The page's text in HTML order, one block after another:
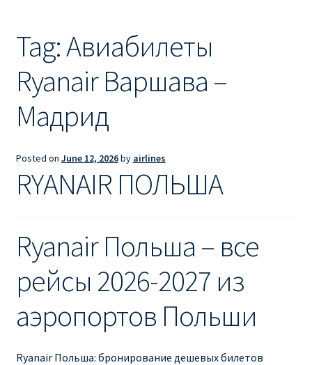
RYANAIR ИЗ РИГИ
Ryanair из Стокгольма
RYANAIR ИЗ ТАЛЛИНА
Ryanair из Тампере
RYANAIR ИЗ ЧЕХИИ | ПРАГА, ОСТРАВА, ПАРДУБИЦЕ,
Ryanair изменение имени
Ryanair изменения
Ryanair изменить дату
Ryanair изменить фамилию
Tag:Авиабилеты
Ryanair Варшава –
Мадрид
Posted on June 12, 2026by airlines
RYANAIR ПОЛЬША
Ryanair Польша – все
рейсы 2026-2027 из
аэропортов Польши
Ryanair Польша: бронирование дешевых билетов